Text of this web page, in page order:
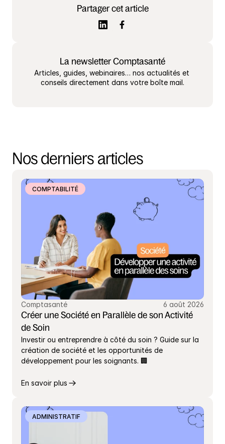
Partager cet article
La newsletter Comptasanté
Articles, guides, webinaires… nos actualités et
conseils directement dans votre boîte mail.
Nos derniers articles
COMPTABILITÉ
Comptasanté 6 août 2026
Créer une Société en Parallèle de son Activité
de Soin
Investir ou entreprendre à côté du soin ? Guide sur la
création de société et les opportunités de
développement pour les soignants. 🏢
En savoir plus
ADMINISTRATIF